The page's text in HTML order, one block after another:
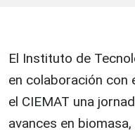
El Instituto de
en colaboración con
el CIEMAT una
avances en